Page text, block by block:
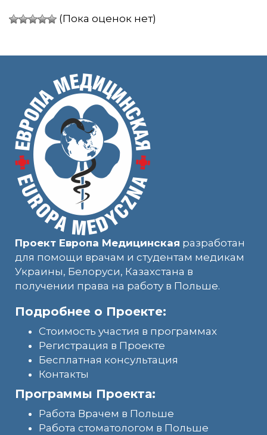
(Пока оценок нет)
Проект Европа Медицинская разработан
для помощи врачам и студентам медикам
Украины, Белоруси, Казахстана в
получении права на работу в Польше.
Подробнее о Проекте:
Стоимость участия в программах
Регистрация в Проекте
Бесплатная консультация
Контакты
Программы Проекта:
Работа Врачем в Польше
Работа стоматологом в Польше